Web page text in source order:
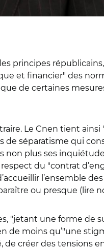
principes
et financier" des
de certaines
Le Cnen tient
de séparatisme qui
non plus ses
du "contrat
l’ensemble
ou presque (lire
"jetant une forme de
de moins qu’"une
de créer des tensions